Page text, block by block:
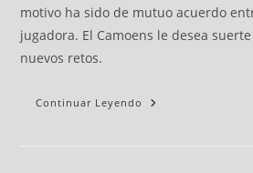
motivo ha sido de mutuo acuerdo
jugadora. El Camoens le desea
nuevos retos.
Continuar Leyendo